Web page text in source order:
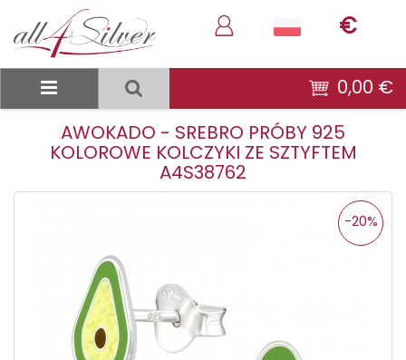
€
0,00 €
AWOKADO - SREBRO PRÓBY 925
KOLOROWE KOLCZYKI ZE SZTYFTEM
A4S38762
-20%